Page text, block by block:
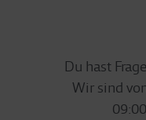
Du hast
Wir sind